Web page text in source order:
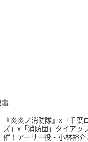
事
『炎炎ノ消防隊』x「千葉
ズ」x「消防団」タイアッ
催！アーサー役・小林裕